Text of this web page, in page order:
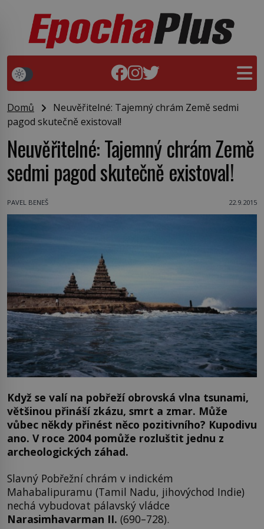
Domů
Neuvěřitelné: Tajemný chrám Země sedmi
pagod skutečně existoval!
Neuvěřitelné: Tajemný chrám Země
sedmi pagod skutečně existoval!
PAVEL BENEŠ 22.9.2015
Když se valí na pobřeží obrovská vlna tsunami,
většinou přináší zkázu, smrt a zmar. Může
vůbec někdy přinést něco pozitivního? Kupodivu
ano. V roce 2004 pomůže rozluštit jednu z
archeologických záhad.
Slavný Pobřežní chrám v indickém
Mahabalipuramu (Tamil Nadu, jihovýchod Indie)
nechá vybudovat pálavský vládce
Narasimhavarman II. (690–728).